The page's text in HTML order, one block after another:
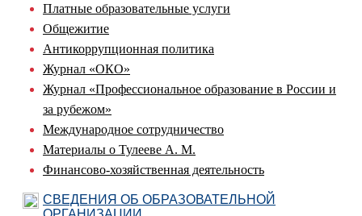
Платные образовательные услуги
Общежитие
Антикоррупционная политика
Журнал «ОКО»
Журнал «Профессиональное образование в России и
за рубежом»
Международное сотрудничество
Материалы о Тулееве А. М.
Финансово-хозяйственная деятельность
СВЕДЕНИЯ ОБ ОБРАЗОВАТЕЛЬНОЙ